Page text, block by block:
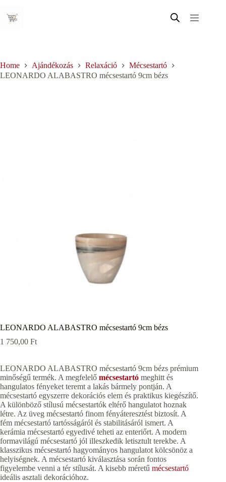
content
Home Ajándékozás Relaxáció
Mécsestartó
LEONARDO ALABASTRO mécsestartó 9cm bézs
LEONARDO ALABASTRO mécsestartó 9cm bézs
1 750,00 Ft
LEONARDO ALABASTRO mécsestartó 9cm bézs prémium
minőségű termék. A megfelelő mécsestartó meghitt és
hangulatos fényeket teremt a lakás bármely pontján. A
mécsestartó egyszerre dekorációs elem és praktikus kiegészítő.
A különböző stílusú mécsestartók eltérő hangulatot hoznak
létre. Az üveg mécsestartó finom fényáteresztést biztosít. A
fém mécsestartó tartósságáról és stabilitásáról ismert. A
kerámia mécsestartó egyedivé teheti az enteriőrt. A modern
formavilágú mécsestartó jól illeszkedik letisztult terekbe. A
klasszikus mécsestartó hagyományos hangulatot kölcsönöz a
helyiségnek. A mécsestartó kiválasztása során fontos
figyelembe venni a tér stílusát. A kisebb méretű mécsestartó
ideális asztali dekorációhoz.